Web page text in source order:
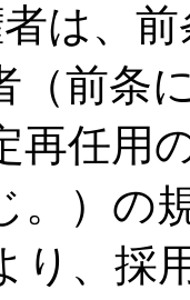
は、前
（前条
再任用
。）の
り、採